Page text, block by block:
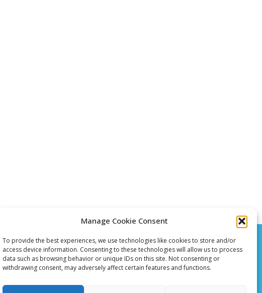
Manage Cookie Consent
To provide the best experiences, we use technologies like cookies to store and/or
access device information. Consenting to these technologies will allow us to process
data such as browsing behavior or unique IDs on this site. Not consenting or
withdrawing consent, may adversely affect certain features and functions.
Català